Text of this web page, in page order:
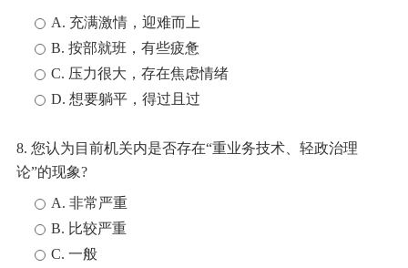
A. 充满激情，迎难而上
B. 按部就班，有些疲惫
C. 压力很大，存在焦虑情绪
D. 想要躺平，得过且过
8. 您认为目前机关内是否存在“重业务技术、轻政治理
论”的现象?
A. 非常严重
B. 比较严重
C. 一般